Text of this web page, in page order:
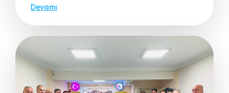
Devamı